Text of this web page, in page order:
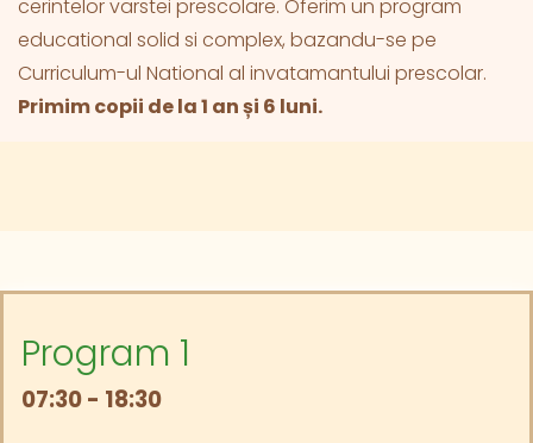
cerintelor varstei prescolare. Oferim un program
educational solid si complex, bazandu-se pe
Curriculum-ul National al invatamantului prescolar.
Primim copii de la 1 an și 6 luni.
Program 1
07:30 - 18:30